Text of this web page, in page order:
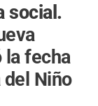
social.
la fecha
Niño